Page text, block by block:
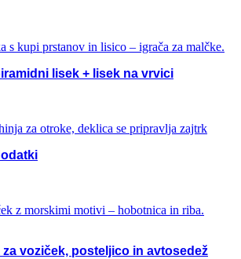
lisek + lisek na vrvici
voziček, posteljico in avtosedež